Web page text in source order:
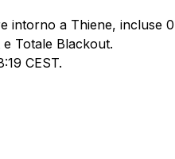
intorno a Thiene, incluse
Totale Blackout.
CEST.